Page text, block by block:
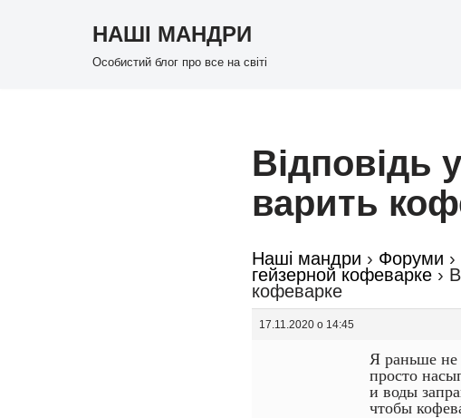
НАШІ МАНДРИ
Особистий блог про все на світі
Відповідь
варить
Наші мандри › Форуми ›
гейзерной кофеварке ›
кофеварке
17.11.2020 о 14:45
Я раньше не
просто
и воды
чтобы